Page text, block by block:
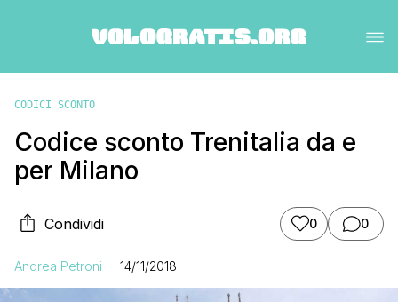
CODICI SCONTO
Codice sconto Trenitalia da e
per Milano
Condividi 0 0
Andrea Petroni 14/11/2018